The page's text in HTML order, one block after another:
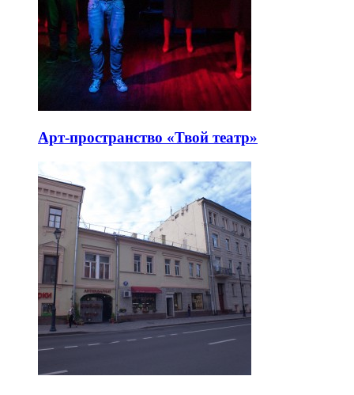
Арт-пространство «Твой театр»